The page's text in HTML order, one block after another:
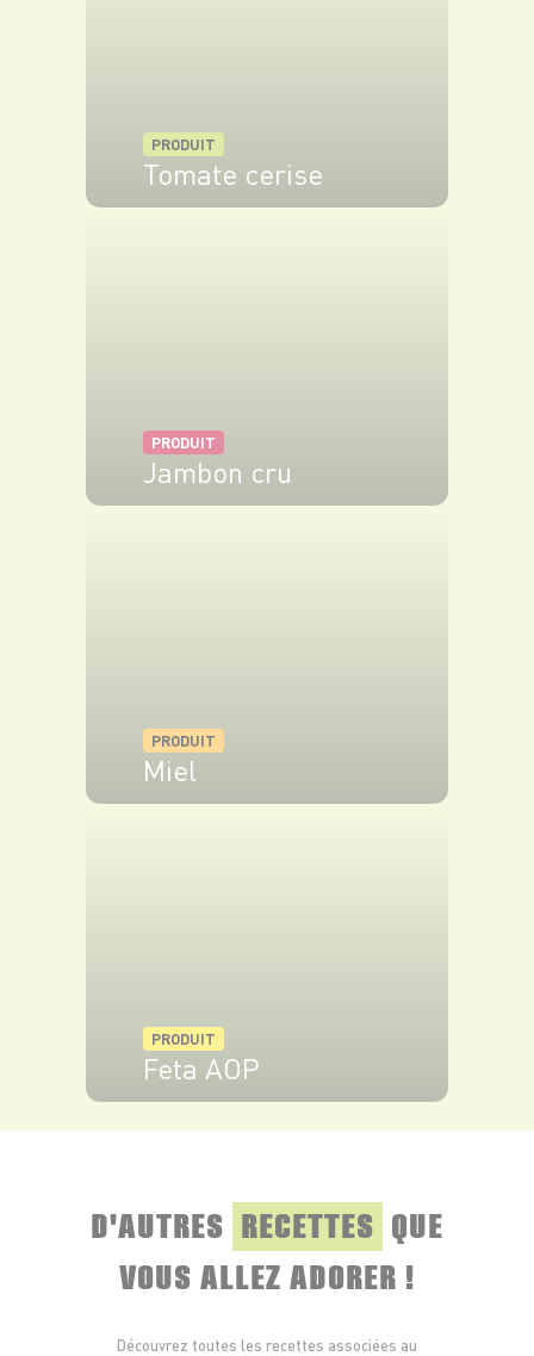
PRODUIT
Tomate cerise
PRODUIT
Jambon cru
PRODUIT
Miel
PRODUIT
Feta AOP
D'AUTRES RECETTES QUE
VOUS ALLEZ ADORER !
Découvrez toutes les recettes associées au